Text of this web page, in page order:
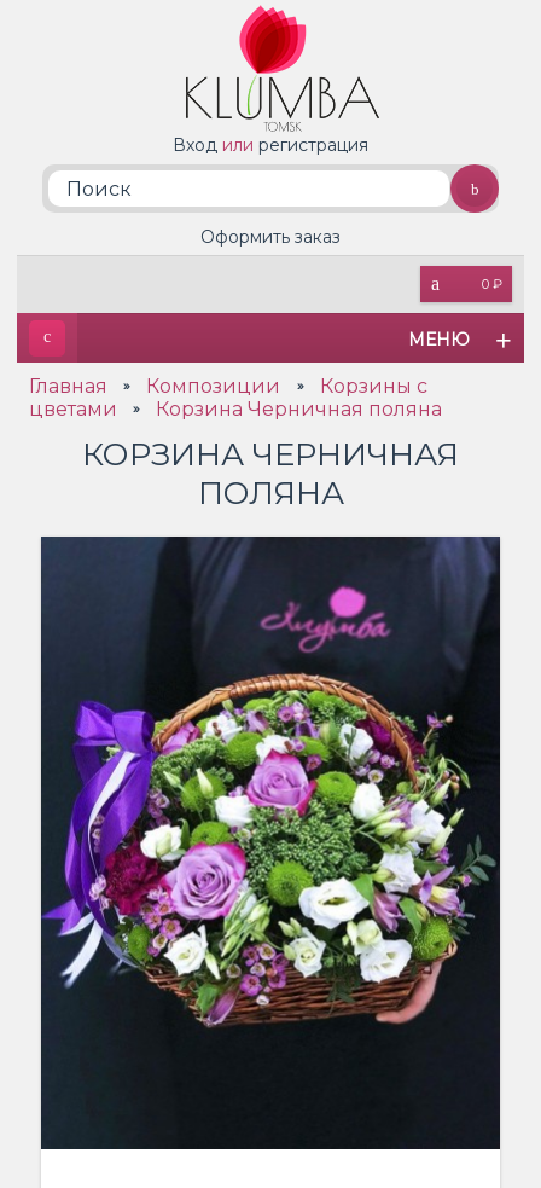
Вход или регистрация
0 ₽
Оформить заказ
МЕНЮ
Главная » Композиции »
Корзины с
цветами
» Корзина Черничная поляна
КОРЗИНА ЧЕРНИЧНАЯ
ПОЛЯНА